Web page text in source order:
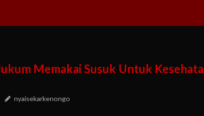
Memakai Susuk Untuk
nyaisekarkenongo